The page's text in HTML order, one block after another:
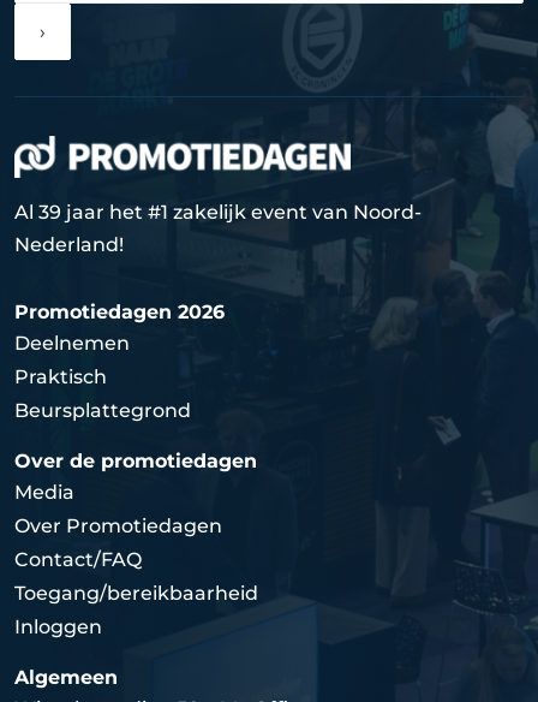
›
Al 39 jaar het #1 zakelijk event van Noord-
Nederland!
Promotiedagen 2026
Deelnemen
Praktisch
Beursplattegrond
Over de promotiedagen
Media
Over Promotiedagen
Contact/FAQ
Toegang/bereikbaarheid
Inloggen
Algemeen